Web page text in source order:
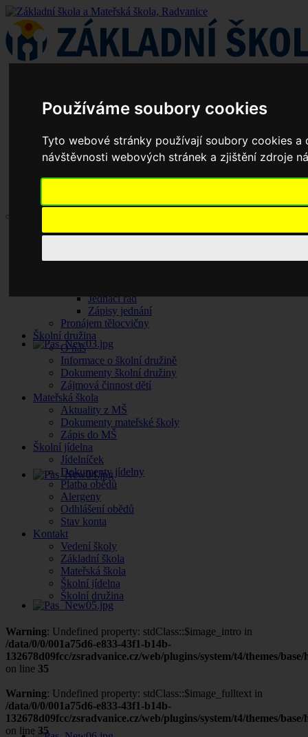
Používáme soubory cookies
Tyto webové stránky používají soubory cookies a
návštěvnosti webových stránek a zjištění zdroje
Aktuality
Historie školy
Jednací řád
Zápisy jednání
Pronájem tělocvičny
Školní družina
O nás
Informace o školní družině
Dokumenty školní družiny
Zájmová činnost dětí
Mateřská škola
Aktuality z MŠ
Dokumenty mateřské školy
Zápis do MŠ
Školní jídelna
Jídelníček
Dokumenty jídelny
Platba obědů
Alergeny
Odhlášení obědů
Stav konta
Kontakt
Vedení školy
Základní škola
Mateřská škola
Školní jídelna
Školní družina
Warning: Undefined property: stdClass::$image_intro in
/data/0/0/001a75d6-e833-43f1-b14b-
132678d09fcc/zsradvanice.cz/web/plugins/system/t4/themes/
on line 35
Warning: Undefined property: stdClass::$image_fulltext in
/data/0/0/001a75d6-e833-43f1-b14b-
132678d09fcc/zsradvanice.cz/web/plugins/system/t4/themes/
on line 35